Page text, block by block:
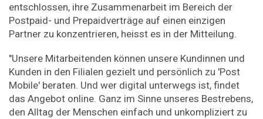
entschlossen, ihre Zusammenarbeit im Bereich der
Postpaid- und Prepaidverträge auf einen einzigen
Partner zu konzentrieren, heisst es in der Mitteilung.
"Unsere Mitarbeitenden können unsere Kundinnen und
Kunden in den Filialen gezielt und persönlich zu 'Post
Mobile' beraten. Und wer digital unterwegs ist, findet
das Angebot online. Ganz im Sinne unseres Bestrebens,
den Alltag der Menschen einfach und unkompliziert zu